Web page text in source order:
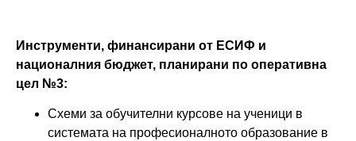
Инструменти, финансирани от ЕСИФ и
националния бюджет, планирани по оперативна
цел №3:
Схеми за обучителни курсове на ученици в
системата на професионалното образование в